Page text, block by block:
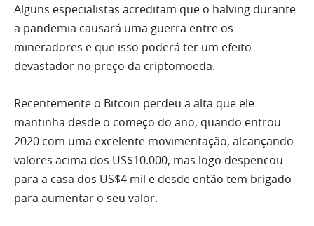
Alguns especialistas acreditam que o halving durante
a pandemia causará uma guerra entre os
mineradores e que isso poderá ter um efeito
devastador no preço da criptomoeda.
Recentemente o Bitcoin perdeu a alta que ele
mantinha desde o começo do ano, quando entrou
2020 com uma excelente movimentação, alcançando
valores acima dos US$10.000, mas logo despencou
para a casa dos US$4 mil e desde então tem brigado
para aumentar o seu valor.